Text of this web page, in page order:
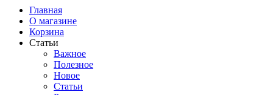
Главная
О магазине
Корзина
Статьи
Важное
Полезное
Новое
Статьи